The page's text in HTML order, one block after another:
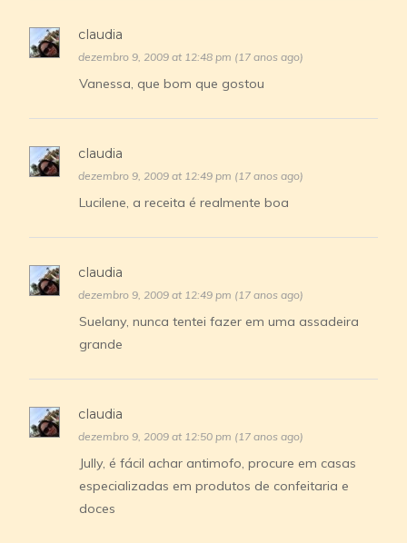
claudia
dezembro 9, 2009 at 12:48 pm (17 anos ago)
Vanessa, que bom que gostou
claudia
dezembro 9, 2009 at 12:49 pm (17 anos ago)
Lucilene, a receita é realmente boa
claudia
dezembro 9, 2009 at 12:49 pm (17 anos ago)
Suelany, nunca tentei fazer em uma assadeira
grande
claudia
dezembro 9, 2009 at 12:50 pm (17 anos ago)
Jully, é fácil achar antimofo, procure em casas
especializadas em produtos de confeitaria e
doces